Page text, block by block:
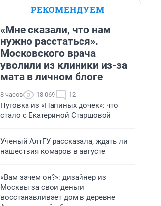
РЕКОМЕНДУЕМ
«Мне сказали, что нам
нужно расстаться».
Московского врача
уволили из клиники из-за
мата в личном блоге
8 часов 18 069 12
Пуговка из «Папиных дочек»: что
стало с Екатериной Старшовой
Ученый АлтГУ рассказала, ждать ли
нашествия комаров в августе
«Вам зачем он?»: дизайнер из
Москвы за свои деньги
восстанавливает дом в деревне